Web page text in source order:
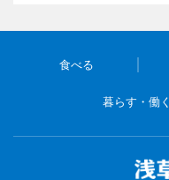
食べる
暮らす・働く